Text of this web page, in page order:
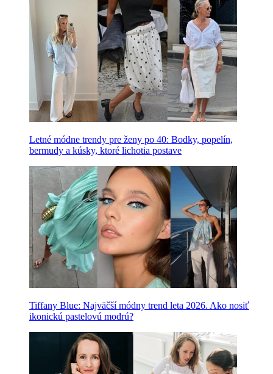
Letné módne trendy pre ženy po 40: Bodky, popelín,
bermudy a kúsky, ktoré lichotia postave
Tiffany Blue: Najväčší módny trend leta 2026. Ako nosiť
ikonickú pastelovú modrú?